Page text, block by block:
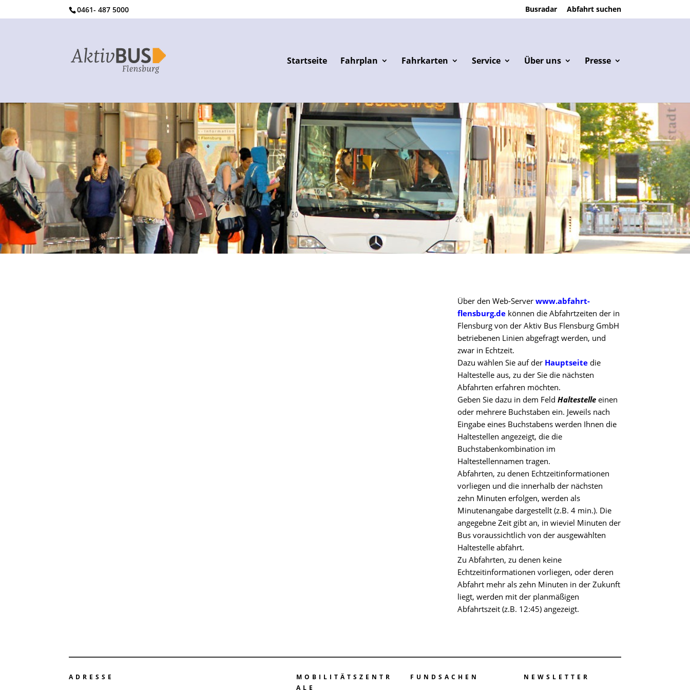
0461- 487 5000 Busradar Abfahrt suchen
Startseite Fahrplan Fahrkarten Service Über uns Presse
Über den Web-Server www.abfahrt-
flensburg.dekönnen die Abfahrtzeiten der in
Flensburg von der Aktiv Bus Flensburg GmbH
betriebenen Linien abgefragt werden, und
zwar in Echtzeit.
Dazu wählen Sie auf der Hauptseitedie
Haltestelle aus, zu der Sie die nächsten
Abfahrten erfahren möchten.
Geben Sie dazu in dem Feld Haltestelleeinen
oder mehrere Buchstaben ein. Jeweils nach
Eingabe eines Buchstabens werden Ihnen die
Haltestellen angezeigt, die die
Buchstabenkombination im
Haltestellennamen tragen.
Abfahrten, zu denen Echtzeitinformationen
vorliegen und die innerhalb der nächsten
zehn Minuten erfolgen, werden als
Minutenangabe dargestellt (z.B. 4 min.). Die
angegebne Zeit gibt an, in wieviel Minuten der
Bus voraussichtlich von der ausgewählten
Haltestelle abfährt.
Zu Abfahrten, zu denen keine
Echtzeitinformationen vorliegen, oder deren
Abfahrt mehr als zehn Minuten in der Zukunft
liegt, werden mit der planmäßigen
Abfahrtszeit (z.B. 12:45) angezeigt.
ADRESSE
MOBILITÄTSZENTR
ALE
FUNDSACHEN
NEWSLETTER